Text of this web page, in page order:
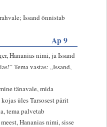
Issand õnnistab
Ap 9
Hananias nimi, ja Issand
Tema vastas: „Issand,
tänavale, mida
üles Tarsosest pärit
tema palvetab
Hananias nimi, sisse